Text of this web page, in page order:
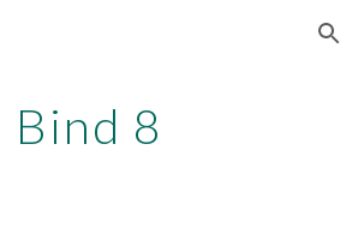
Skip to navigation
Bind 8